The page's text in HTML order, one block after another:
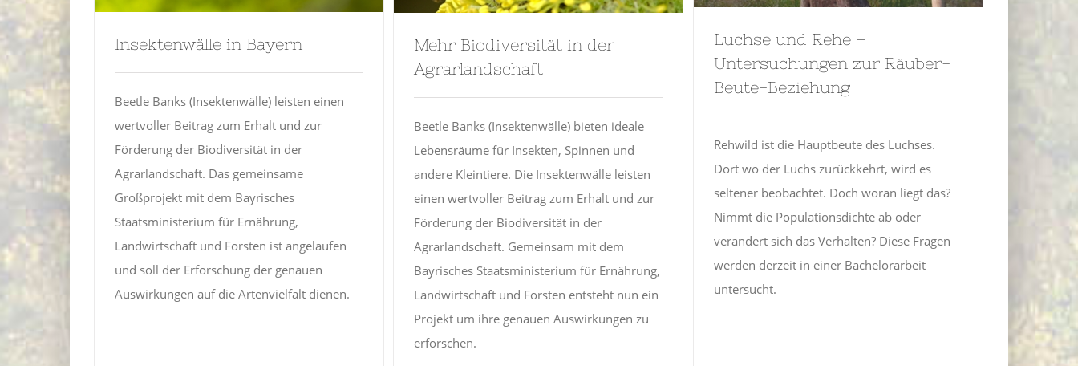
Insektenwälle in Bayern
Beetle Banks (Insektenwälle) leisten einen
wertvoller Beitrag zum Erhalt und zur
Förderung der Biodiversität in der
Agrarlandschaft. Das gemeinsame
Großprojekt mit dem Bayrisches
Staatsministerium für Ernährung,
Landwirtschaft und Forsten ist angelaufen
und soll der Erforschung der genauen
Auswirkungen auf die Artenvielfalt dienen.
Mehr Biodiversität in der
Agrarlandschaft
Beetle Banks (Insektenwälle) bieten ideale
Lebensräume für Insekten, Spinnen und
andere Kleintiere. Die Insektenwälle leisten
einen wertvoller Beitrag zum Erhalt und zur
Förderung der Biodiversität in der
Agrarlandschaft. Gemeinsam mit dem
Bayrisches Staatsministerium für Ernährung,
Landwirtschaft und Forsten entsteht nun ein
Projekt um ihre genauen Auswirkungen zu
erforschen.
Luchse und Rehe –
Untersuchungen zur Räuber-
Beute-Beziehung
Rehwild ist die Hauptbeute des Luchses.
Dort wo der Luchs zurückkehrt, wird es
seltener beobachtet. Doch woran liegt das?
Nimmt die Populationsdichte ab oder
verändert sich das Verhalten? Diese Fragen
werden derzeit in einer Bachelorarbeit
untersucht.